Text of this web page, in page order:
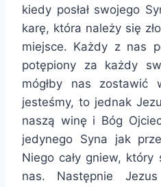
kiedy posłał swojego
karę, która należy się
miejsce. Każdy z nas
potępiony za każdy
mógłby nas
jesteśmy, to jednak
naszą winę i Bóg
jedynego Syna jak
Niego cały gniew, który
nas. Następnie